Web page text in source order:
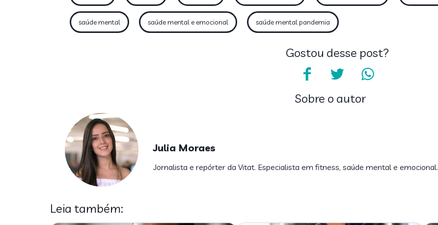
saúde mental saúde mental e emocional saúde mental pandemia
Gostou desse post?
Sobre o autor
Julia Moraes
Jornalista e repórter da Vitat. Especialista em fitness, saúde mental e emocional.
Leia também: